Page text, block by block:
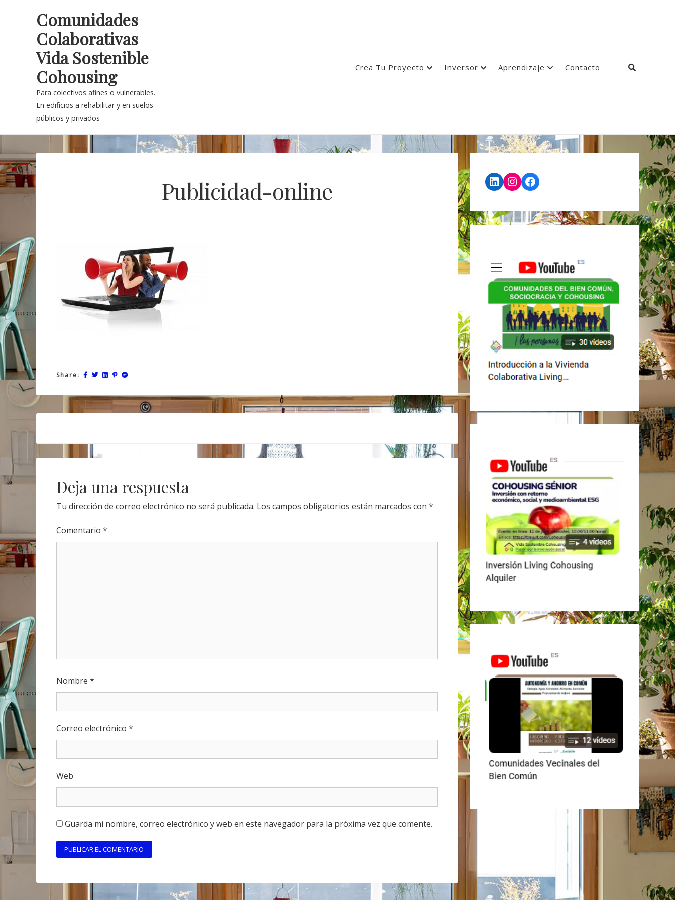
Comunidades
Colaborativas
Vida Sostenible
Cohousing
Para colectivos afines o vulnerables.
En edificios a rehabilitar y en suelos
públicos y privados
Crea Tu Proyecto Inversor Aprendizaje Contacto
Search
Publicidad-online
Share:
Post
navigation
Deja una respuesta
Tu dirección de correo electrónico no será publicada. Los campos obligatorios están marcados con *
Comentario *
Nombre *
Correo electrónico *
Web
Guarda mi nombre, correo electrónico y web en este navegador para la próxima vez que comente.
LinkedIn
Instagram
Facebook